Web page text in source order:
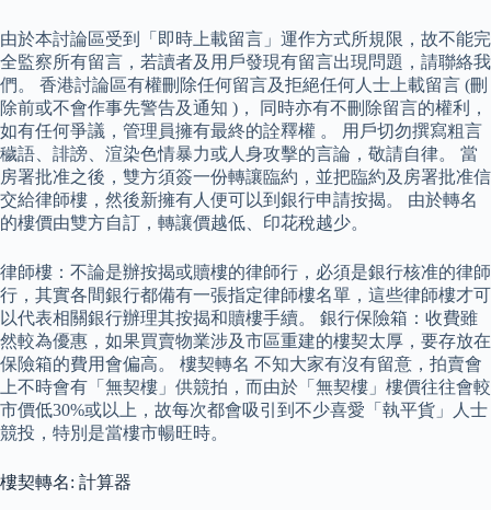
由於本討論區受到「即時上載留言」運作方式所規限，故不能完
全監察所有留言，若讀者及用戶發現有留言出現問題，請聯絡我
們。 香港討論區有權刪除任何留言及拒絕任何人士上載留言 (刪
除前或不會作事先警告及通知 )， 同時亦有不刪除留言的權利，
如有任何爭議，管理員擁有最終的詮釋權 。 用戶切勿撰寫粗言
穢語、誹謗、渲染色情暴力或人身攻擊的言論，敬請自律。 當
房署批准之後，雙方須簽一份轉讓臨約，並把臨約及房署批准信
交給律師樓，然後新擁有人便可以到銀行申請按揭。 由於轉名
的樓價由雙方自訂，轉讓價越低、印花稅越少。
律師樓：不論是辦按揭或贖樓的律師行，必須是銀行核准的律師
行，其實各間銀行都備有一張指定律師樓名單，這些律師樓才可
以代表相關銀行辦理其按揭和贖樓手續。 銀行保險箱：收費雖
然較為優惠，如果買賣物業涉及市區重建的樓契太厚，要存放在
保險箱的費用會偏高。 樓契轉名 不知大家有沒有留意，拍賣會
上不時會有「無契樓」供競拍，而由於「無契樓」樓價往往會較
市價低30%或以上，故每次都會吸引到不少喜愛「執平貨」人士
競投，特別是當樓市暢旺時。
樓契轉名: 計算器